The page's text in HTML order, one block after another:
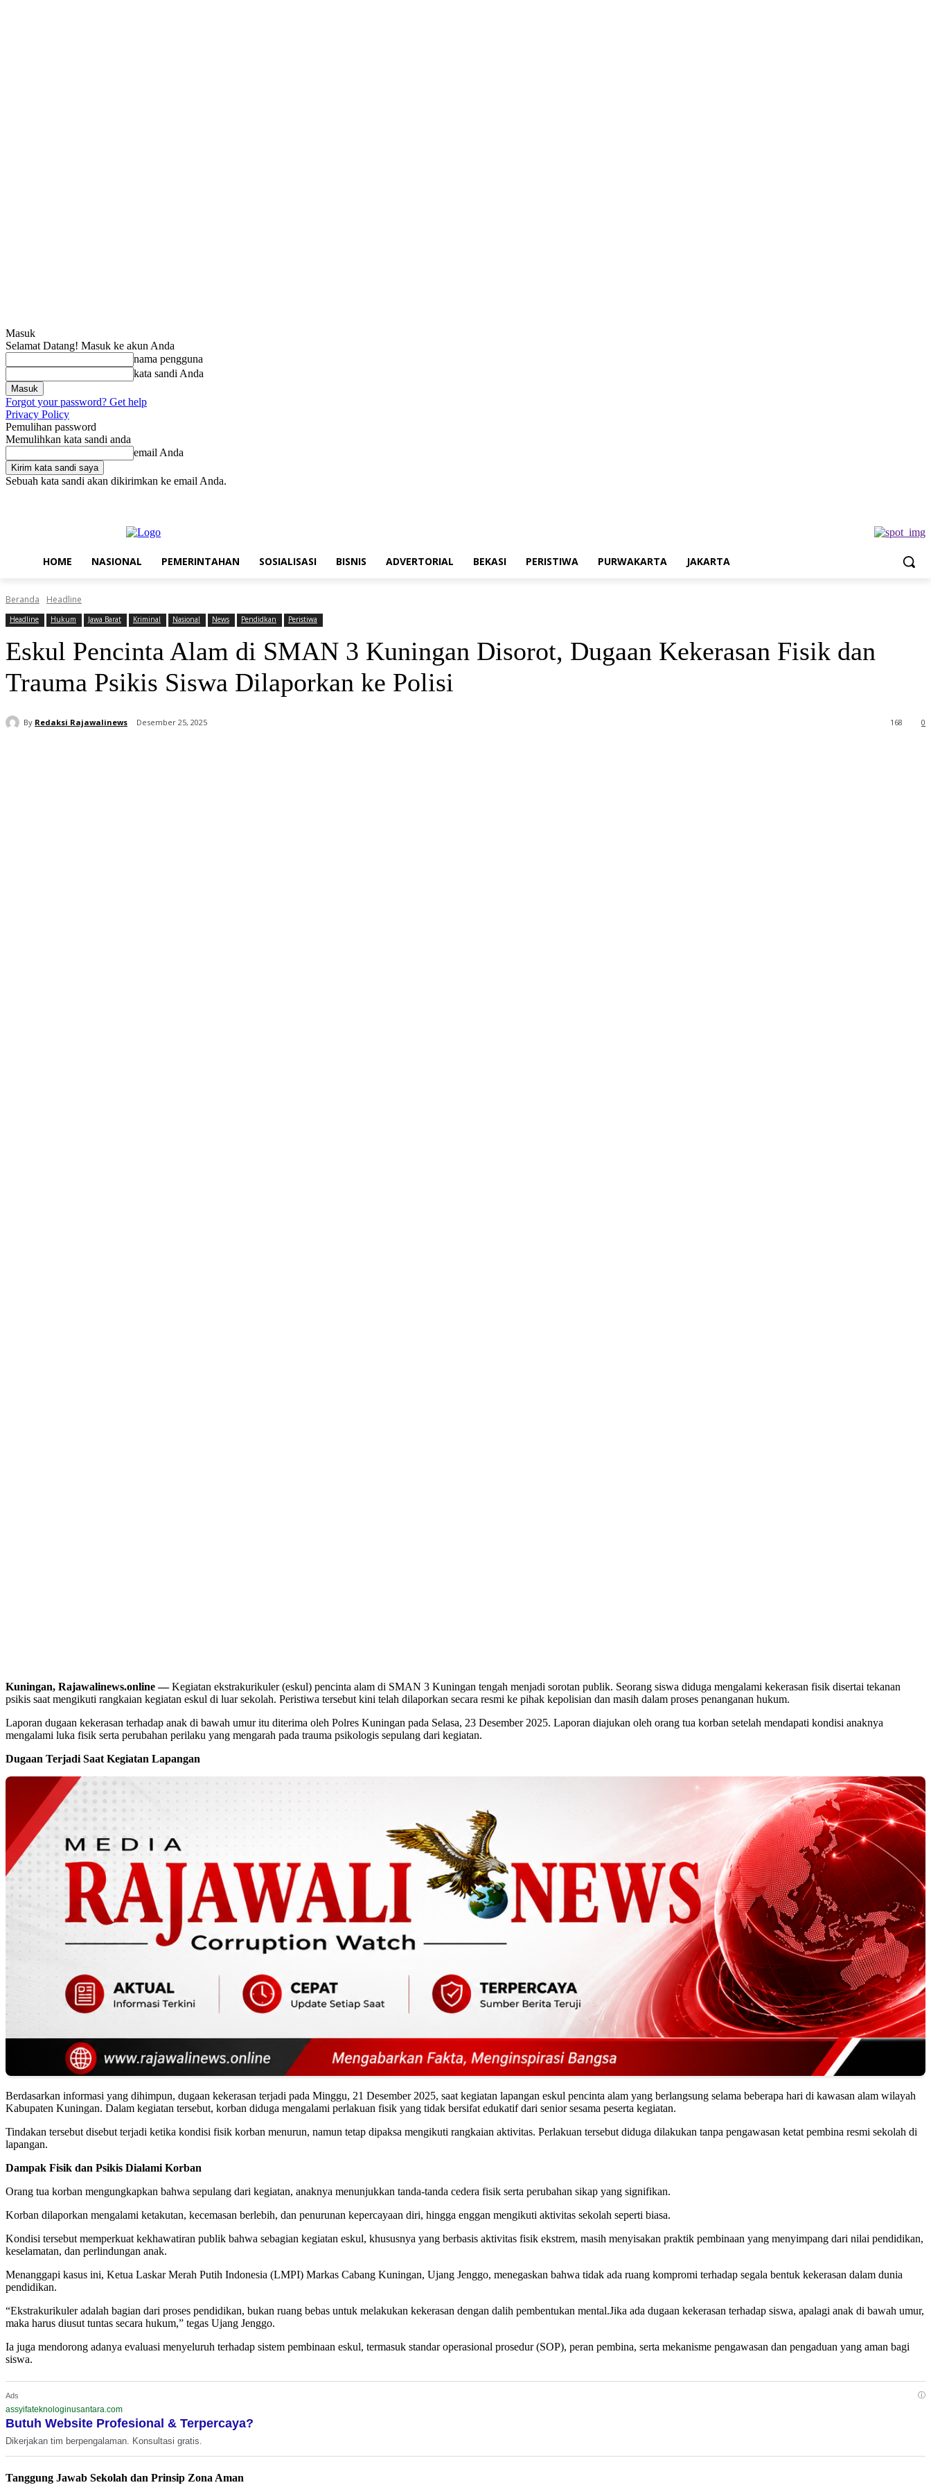
Masuk
Selamat Datang! Masuk ke akun Anda
nama pengguna
kata sandi Anda
Forgot your password? Get help
Privacy Policy
Pemulihan password
Memulihkan kata sandi anda
email Anda
Sebuah kata sandi akan dikirimkan ke email Anda.
HOME NASIONAL PEMERINTAHAN SOSIALISASI BISNIS ADVERTORIAL BEKASI PERISTIWA PURWAKARTA JAKARTA
Beranda Headline
Headline Hukum Jawa Barat Kriminal Nasional News Pendidkan Peristiwa
Eskul Pencinta Alam di SMAN 3 Kuningan Disorot, Dugaan Kekerasan Fisik dan
Trauma Psikis Siswa Dilaporkan ke Polisi
By Redaksi Rajawalinews Desember 25, 2025 0
168
Kuningan, Rajawalinews.online —Kegiatan ekstrakurikuler (eskul) pencinta alam di SMAN 3 Kuningan tengah menjadi sorotan publik. Seorang siswa diduga mengalami kekerasan fisik disertai tekanan
psikis saat mengikuti rangkaian kegiatan eskul di luar sekolah. Peristiwa tersebut kini telah dilaporkan secara resmi ke pihak kepolisian dan masih dalam proses penanganan hukum.
Laporan dugaan kekerasan terhadap anak di bawah umur itu diterima oleh Polres Kuningan pada Selasa, 23 Desember 2025. Laporan diajukan oleh orang tua korban setelah mendapati kondisi anaknya
mengalami luka fisik serta perubahan perilaku yang mengarah pada trauma psikologis sepulang dari kegiatan.
Dugaan Terjadi Saat Kegiatan Lapangan
Berdasarkan informasi yang dihimpun, dugaan kekerasan terjadi pada Minggu, 21 Desember 2025, saat kegiatan lapangan eskul pencinta alam yang berlangsung selama beberapa hari di kawasan alam wilayah
Kabupaten Kuningan. Dalam kegiatan tersebut, korban diduga mengalami perlakuan fisik yang tidak bersifat edukatif dari senior sesama peserta kegiatan.
Tindakan tersebut disebut terjadi ketika kondisi fisik korban menurun, namun tetap dipaksa mengikuti rangkaian aktivitas. Perlakuan tersebut diduga dilakukan tanpa pengawasan ketat pembina resmi sekolah di
lapangan.
Dampak Fisik dan Psikis Dialami Korban
Orang tua korban mengungkapkan bahwa sepulang dari kegiatan, anaknya menunjukkan tanda-tanda cedera fisik serta perubahan sikap yang signifikan.
Korban dilaporkan mengalami ketakutan, kecemasan berlebih, dan penurunan kepercayaan diri, hingga enggan mengikuti aktivitas sekolah seperti biasa.
Kondisi tersebut memperkuat kekhawatiran publik bahwa sebagian kegiatan eskul, khususnya yang berbasis aktivitas fisik ekstrem, masih menyisakan praktik pembinaan yang menyimpang dari nilai pendidikan,
keselamatan, dan perlindungan anak.
Menanggapi kasus ini, Ketua Laskar Merah Putih Indonesia (LMPI) Markas Cabang Kuningan, Ujang Jenggo, menegaskan bahwa tidak ada ruang kompromi terhadap segala bentuk kekerasan dalam dunia
pendidikan.
“Ekstrakurikuler adalah bagian dari proses pendidikan, bukan ruang bebas untuk melakukan kekerasan dengan dalih pembentukan mental.Jika ada dugaan kekerasan terhadap siswa, apalagi anak di bawah umur,
maka harus diusut tuntas secara hukum,” tegas Ujang Jenggo.
‎Ia juga mendorong adanya evaluasi menyeluruh terhadap sistem pembinaan eskul, termasuk standar operasional prosedur (SOP), peran pembina, serta mekanisme pengawasan dan pengaduan yang aman bagi
siswa.
Ads ⓘ
assyifateknologinusantara.com
Butuh Website Profesional & Terpercaya?
Dikerjakan tim berpengalaman. Konsultasi gratis.
Tanggung Jawab Sekolah dan Prinsip Zona Aman